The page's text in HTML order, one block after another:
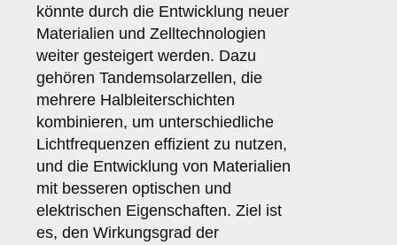
könnte durch die Entwicklung neuer
Materialien und Zelltechnologien
weiter gesteigert werden. Dazu
gehören Tandemsolarzellen, die
mehrere Halbleiterschichten
kombinieren, um unterschiedliche
Lichtfrequenzen effizient zu nutzen,
und die Entwicklung von Materialien
mit besseren optischen und
elektrischen Eigenschaften. Ziel ist
es, den Wirkungsgrad der